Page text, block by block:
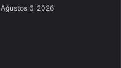
Ağustos 6, 2026